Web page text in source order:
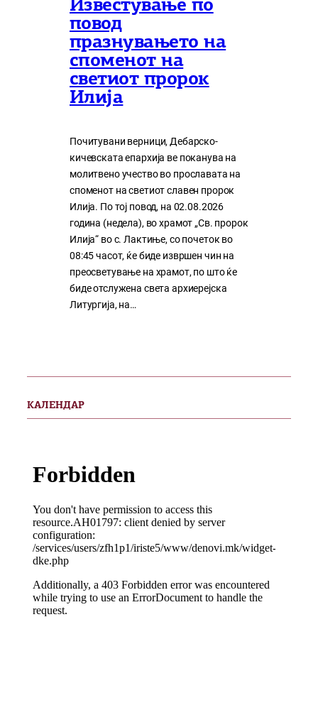
Известување по
повод
празнувањето на
споменот на
светиот пророк
Илија
Почитувани верници, Дебарско-
кичевската епархија ве поканува на
молитвено учество во прославата на
споменот на светиот славен пророк
Илија. По тој повод, на 02.08.2026
година (недела), во храмот „Св. пророк
Илија“ во с. Лактиње, со почеток во
08:45 часот, ќе биде извршен чин на
преосветување на храмот, по што ќе
биде отслужена света архиерејска
Литургија, на…
КАЛЕНДАР